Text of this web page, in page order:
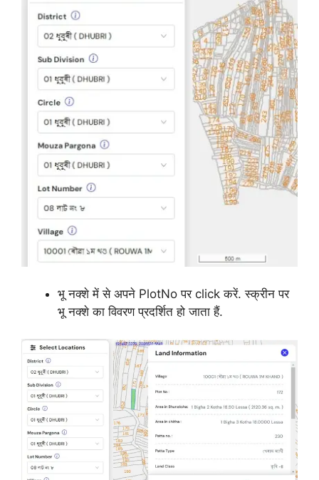
भू नक्शे में से अपने PlotNo पर click करें. स्क्रीन पर
भू नक्शे का विवरण प्रदर्शित हो जाता हैं.